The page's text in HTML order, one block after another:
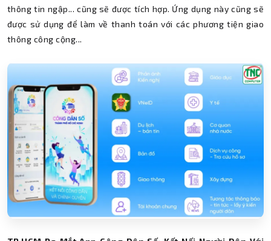
thông tin ngập... cũng sẽ được tích hợp. Ứng dụng này cũng sẽ
được sử dụng để làm về thanh toán với các phương tiện giao
thông công cộng...